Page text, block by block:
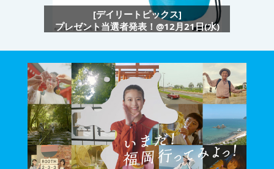
[デイリートピックス]
プレゼント当選者発表！@12月21日(水)